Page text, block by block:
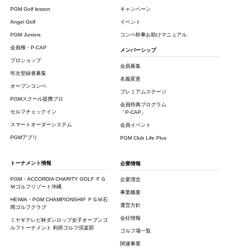
PGM Golf lesson
Angel Golf
PGM Juniors
会員権・P-CAP
プロショップ
年次登録者募集
オープンコンペ
PGMスクール提携プロ
セルフチェックイン
スマートオーダーシステム
PGMアプリ
キャンペーン
イベント
コンペ幹事お助けマニュアル
メンバーシップ
会員募集
名義変更
プレミアムステージ
会員特典プログラム
「P-CAP」
会員イベント
PGM Club Life Plus
トーナメント情報
PGM・ACCORDIA CHARITY GOLF ＰＧ
Ｍゴルフリゾート沖縄
HEIWA・PGM CHAMPIONSHIP ＰＧＭ石
岡ゴルフクラブ
ミヤギテレビ杯ダンロップ女子オープンゴ
ルフトーナメント 利府ゴルフ倶楽部
企業情報
企業理念
事業概要
運営方針
会社情報
ゴルフ場一覧
関連事業